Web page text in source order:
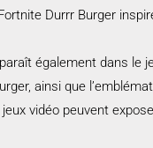
Durrr Burger
également dans le
ainsi que
vidéo peuvent